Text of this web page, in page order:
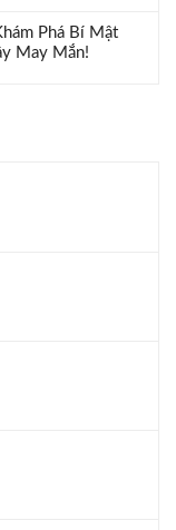
Phá Bí Mật
May Mắn!